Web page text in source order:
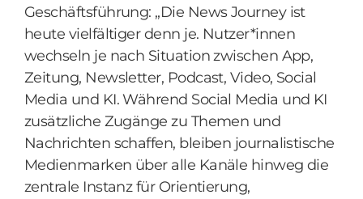
Geschäftsführung: „Die News Journey ist
heute vielfältiger denn je. Nutzer*innen
wechseln je nach Situation zwischen App,
Zeitung, Newsletter, Podcast, Video, Social
Media und KI. Während Social Media und KI
zusätzliche Zugänge zu Themen und
Nachrichten schaffen, bleiben journalistische
Medienmarken über alle Kanäle hinweg die
zentrale Instanz für Orientierung,